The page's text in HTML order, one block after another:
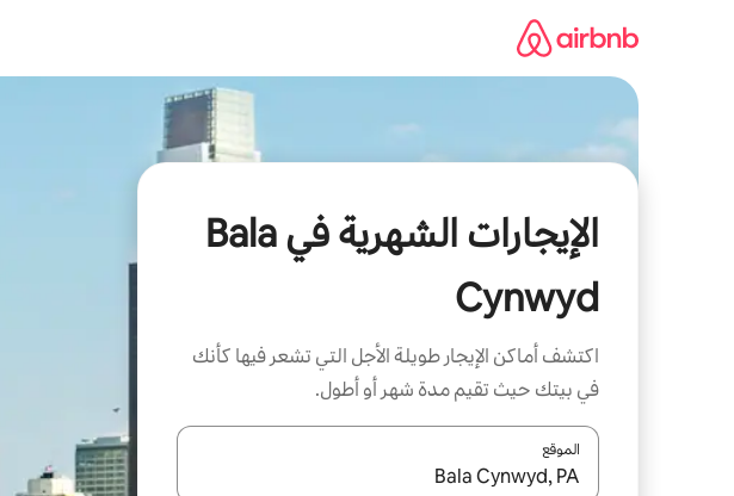
الإيجارات الشهرية في Bala
Cynwyd
اكتشف أماكن الإيجار طويلة الأجل التي تشعر فيها كأنك
في بيتك حيث تقيم مدة شهر أو أطول.
الموقع
عند توفر النتائج، انتقل باستخدام السهمين لأعلى ولأسفل أو استكشف عن طريق اللمس